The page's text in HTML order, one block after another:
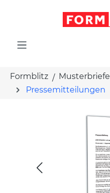
Formblitz Musterbriefe
Pressemitteilungen